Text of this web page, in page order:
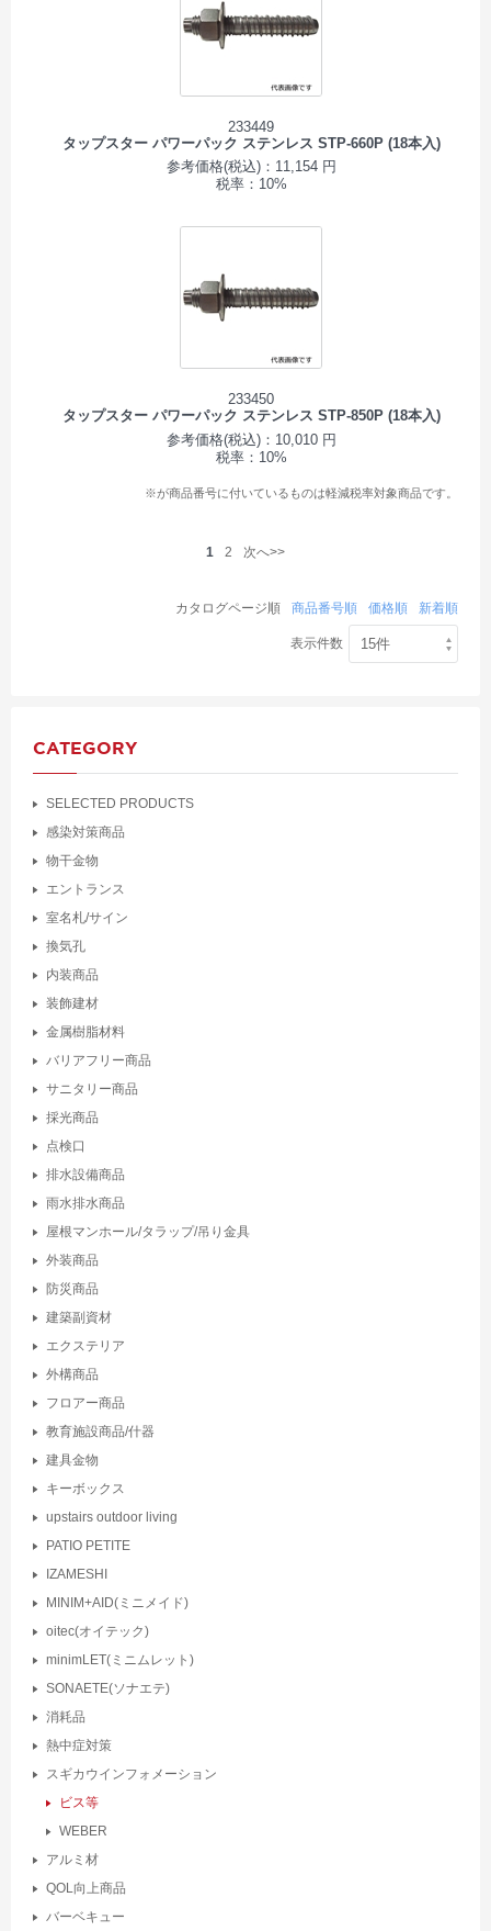
233449
タップスター パワーパック ステンレス STP-660P (18本入)
参考価格(税込)：11,154 円
税率：10%
233450
タップスター パワーパック ステンレス STP-850P (18本入)
参考価格(税込)：10,010 円
税率：10%
※が商品番号に付いているものは軽減税率対象商品です。
1 2 次へ>>
カタログページ順 商品番号順 価格順 新着順
表示件数
CATEGORY
SELECTED PRODUCTS
感染対策商品
物干金物
エントランス
室名札/サイン
換気孔
内装商品
装飾建材
金属樹脂材料
バリアフリー商品
サニタリー商品
採光商品
点検口
排水設備商品
雨水排水商品
屋根マンホール/タラップ/吊り金具
外装商品
防災商品
建築副資材
エクステリア
外構商品
フロアー商品
教育施設商品/什器
建具金物
キーボックス
upstairs outdoor living
PATIO PETITE
IZAMESHI
MINIM+AID(ミニメイド)
oitec(オイテック)
minimLET(ミニムレット)
SONAETE(ソナエテ)
消耗品
熱中症対策
スギカウインフォメーション
ビス等
WEBER
アルミ材
QOL向上商品
バーベキュー